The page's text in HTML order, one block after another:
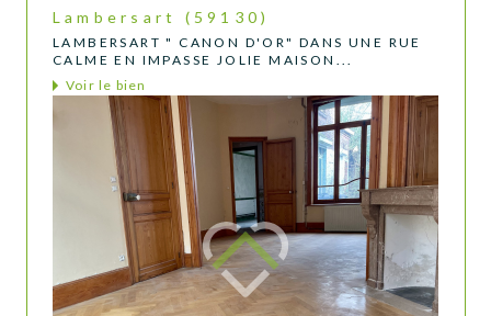
Lambersart (59130)
LAMBERSART " CANON D'OR" DANS UNE RUE
CALME EN IMPASSE JOLIE MAISON...
Voir le bien